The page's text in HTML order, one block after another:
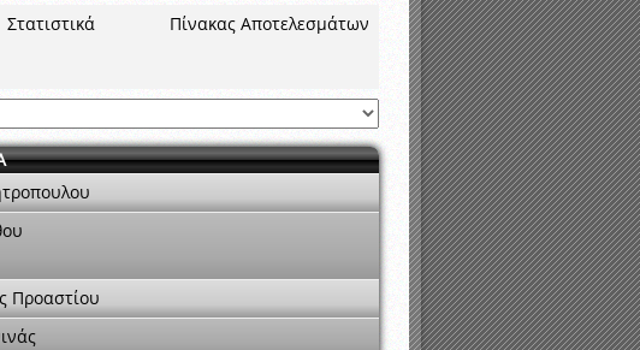
ΕΠΣΑ αγωνιστικής περιόδου 2015-2016
Στατιστικά Πίνακας Αποτελεσμάτων
Προαστίου